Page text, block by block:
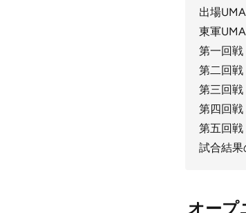
出場
東軍
第一回戦
第二回戦
第三回戦
第四回戦
第五回戦
試合結
オープ